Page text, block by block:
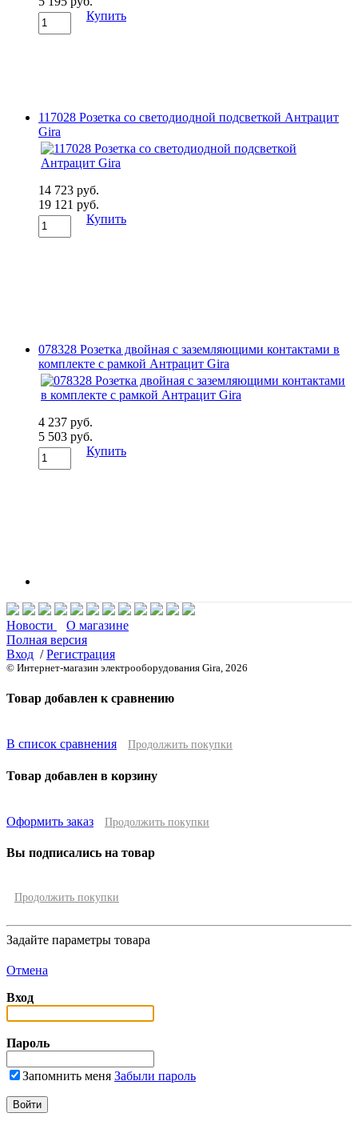
Купить
117028 Розетка со светодиодной подсветкой Антрацит
Gira
14 723 руб.
19 121 руб.
Купить
078328 Розетка двойная с заземляющими контактами в
комплекте с рамкой Антрацит Gira
4 237 руб.
5 503 руб.
Купить
Новости
О магазине
Полная версия
Вход /Регистрация
© Интернет-магазин электрооборудования Gira, 2026
Товар добавлен к сравнению
В список сравнения Продолжить покупки
Товар добавлен в корзину
Оформить заказ Продолжить покупки
Вы подписались на товар
Продолжить покупки
Задайте параметры товара
Отмена
Вход
Пароль
Запомнить меня Забыли пароль